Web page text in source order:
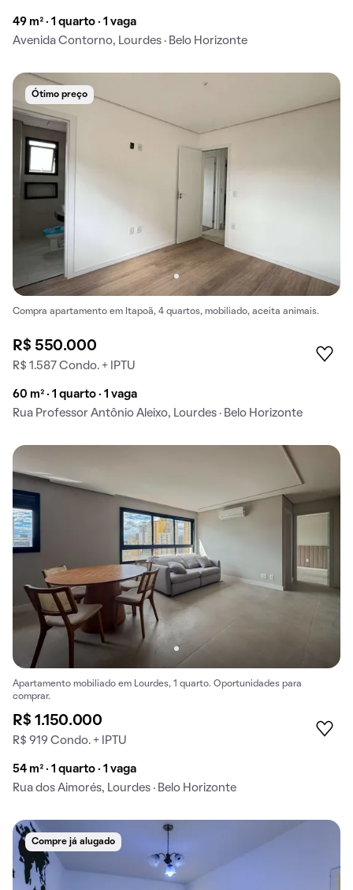
49 m² · 1 quarto · 1 vaga
Avenida Contorno, Lourdes · Belo Horizonte
Ótimo preço
Compra apartamento em Itapoã, 4 quartos, mobiliado, aceita animais.
R$ 550.000
R$ 1.587 Condo. + IPTU
60 m² · 1 quarto · 1 vaga
Rua Professor Antônio Aleixo, Lourdes · Belo Horizonte
Apartamento mobiliado em Lourdes, 1 quarto. Oportunidades para
comprar.
R$ 1.150.000
R$ 919 Condo. + IPTU
54 m² · 1 quarto · 1 vaga
Rua dos Aimorés, Lourdes · Belo Horizonte
Compre já alugado